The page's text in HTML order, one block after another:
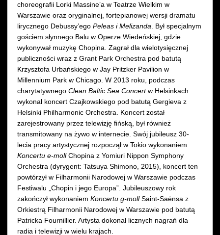
choreografii Lorki Massine’a w Teatrze Wielkim w
Warszawie oraz oryginalnej, fortepianowej wersji dramatu
lirycznego Debussy’ego Peleas i Melizanda. Był specjalnym
gościem słynnego Balu w Operze Wiedeńskiej, gdzie
wykonywał muzykę Chopina. Zagrał dla wielotysięcznej
publiczności wraz z Grant Park Orchestra pod batutą
Krzysztofa Urbańskiego w Jay Pritzker Pavilion w
Millennium Park w Chicago. W 2013 roku, podczas
charytatywnego Clean Baltic Sea Concertw Helsinkach
wykonał koncert Czajkowskiego pod batutą Gergieva z
Helsinki Philharmonic Orchestra. Koncert został
zarejestrowany przez telewizję fińską, był również
transmitowany na żywo w internecie. Swój jubileusz 30-
lecia pracy artystycznej rozpoczął w Tokio wykonaniem
Koncertu e-mollChopina z Yomiuri Nippon Symphony
Orchestra (dyrygent: Tatsuya Shimono, 2015), koncert ten
powtórzył w Filharmonii Narodowej w Warszawie podczas
Festiwalu „Chopin i jego Europa”. Jubileuszowy rok
zakończył wykonaniem Koncertu g-mollSaint-Saënsa z
Orkiestrą Filharmonii Narodowej w Warszawie pod batutą
Patricka Fournillier. Artysta dokonał licznych nagrań dla
radia i telewizji w wielu krajach.